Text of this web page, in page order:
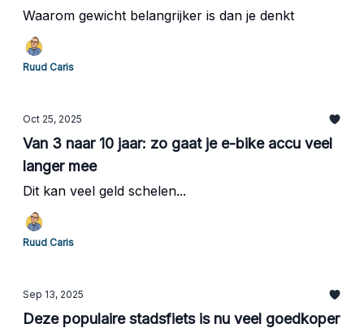
Waarom gewicht belangrijker is dan je denkt
Ruud Caris
Oct 25, 2025
Van 3 naar 10 jaar: zo gaat je e-bike accu veel
langer mee
Dit kan veel geld schelen...
Ruud Caris
Sep 13, 2025
Deze populaire stadsfiets is nu veel goedkoper